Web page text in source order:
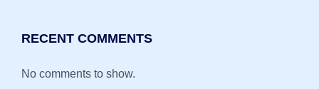
RECENT COMMENTS
No comments to show.